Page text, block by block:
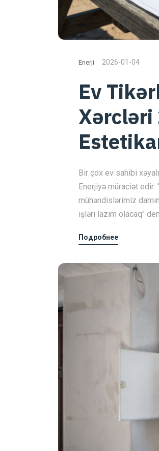
Enerji 2026-01-04
Ev
Xərcləri
Bir çox ev sahibi
Enerjiyə müraciət
mühəndislərimiz
işləri lazım olacaq"
Подробнее